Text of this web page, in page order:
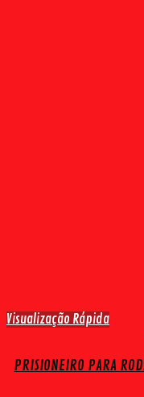
Visualização Rápida
PRISIONEIRO PARA